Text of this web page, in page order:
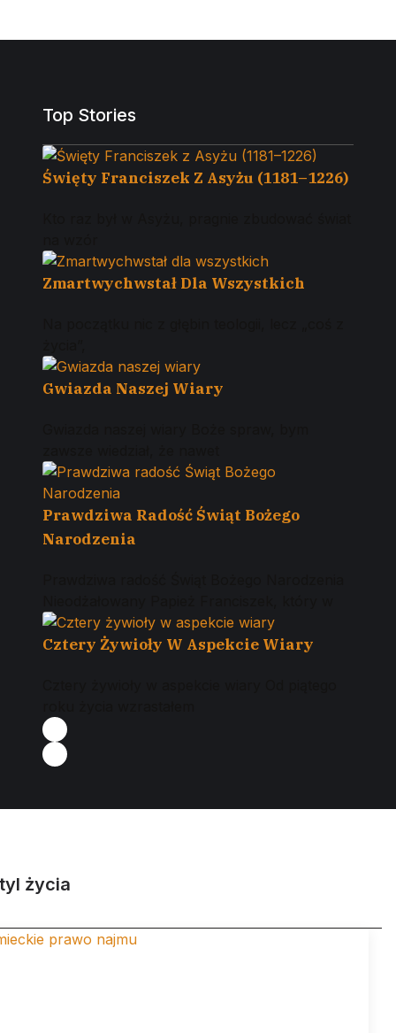
Top Stories
Święty Franciszek Z Asyżu (1181–1226)
Zmartwychwstał Dla Wszystkich
Gwiazda Naszej Wiary
Prawdziwa Radość Świąt Bożego
Narodzenia
Cztery Żywioły W Aspekcie Wiary
życia